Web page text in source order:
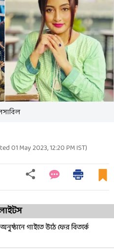
01 May 2023, 12:20 PMIST)
গাইতে উঠে ফের বিতর্কে